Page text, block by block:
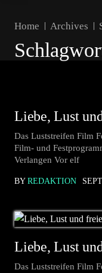
Home Archives
Liebe, Lust
Das Luststreifen Film
Film- und
Verlangen Vor elf
BY REDAKTION
Liebe, Lust
Das Luststreifen Film